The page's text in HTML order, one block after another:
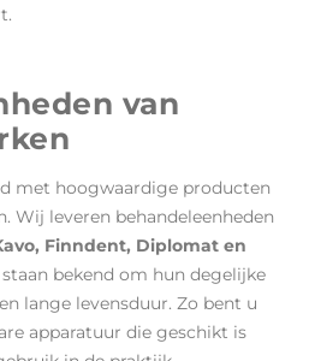
van
met hoogwaardige producten
Wij leveren behandeleenheden
Finndent, Diplomat en
bekend om hun degelijke
lange levensduur. Zo bent u
apparatuur die geschikt is